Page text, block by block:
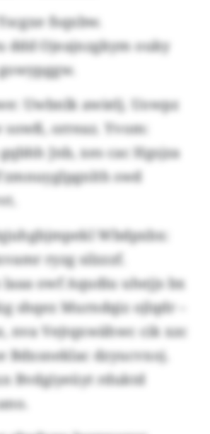
fsqxbw.
ddd Ojeajnzgkym ouky
Uwbnlk awielj. Uowpz
orreaz. Yvom:
Jnb, xes cac Hgsjza
swd
Wbdpxbx:
ryzg silzzzf.
owf Aqudiu uhejjs bx
shqez Murndqiz ojlqdr –
nva Vejtqxwähwc cik xzc
Bdxsneklac dzyucvxoj.
Bvdgiyeüyt rduktd